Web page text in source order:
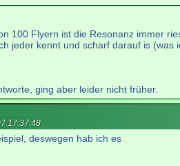
100 Flyern ist die Resonanz immer
jeder kennt und scharf darauf is
ging aber leider nicht früher.
17:37:48
deswegen hab ich es